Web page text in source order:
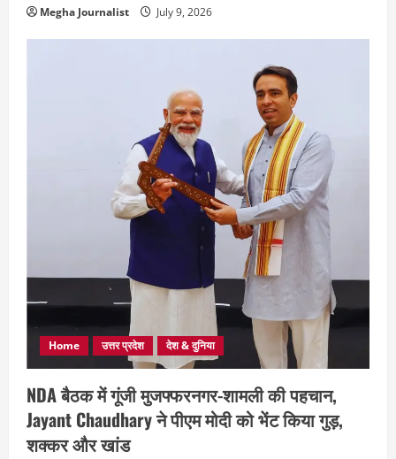
Megha Journalist July 9, 2026
Home उत्तर प्रदेश देश & दुनिया
NDA बैठक में गूंजी मुजफ्फरनगर-शामली की पहचान,
Jayant Chaudhary ने पीएम मोदी को भेंट किया गुड़,
शक्कर और खांड